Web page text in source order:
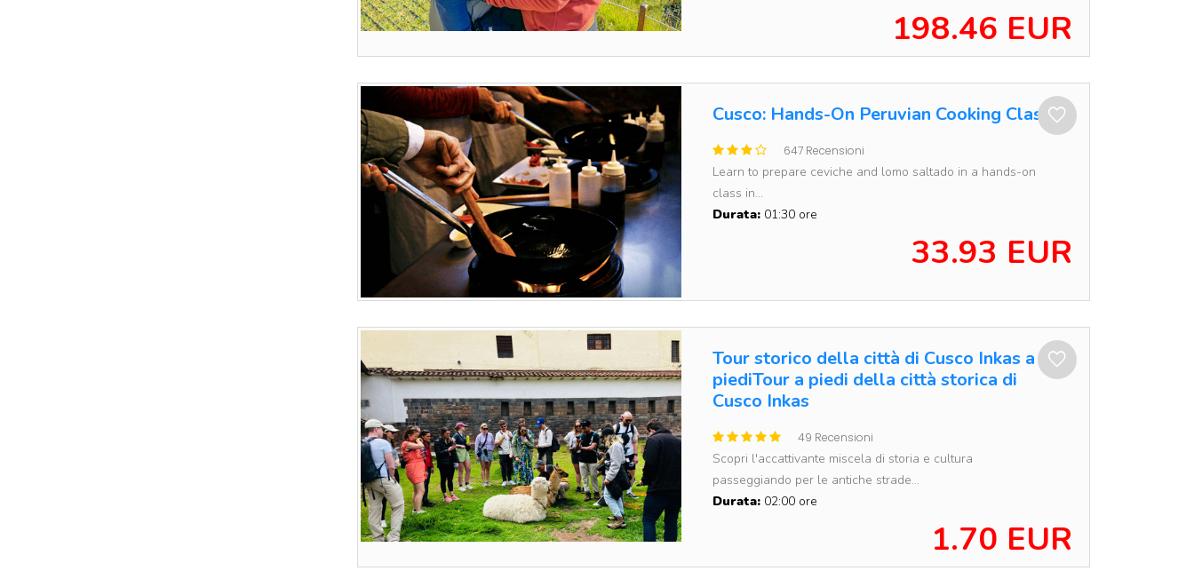
198.46 EUR
Cusco: Hands-On Peruvian Cooking Class
647 Recensioni
Learn to prepare ceviche and lomo saltado in a hands-on
class in...
Durata: 01:30 ore
33.93 EUR
Tour storico della città di Cusco Inkas a
piediTour a piedi della città storica di
Cusco Inkas
49 Recensioni
Scopri l'accattivante miscela di storia e cultura
passeggiando per le antiche strade...
Durata: 02:00 ore
1.70 EUR